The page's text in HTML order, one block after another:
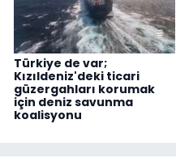
Türkiye de var;
Kızıldeniz'deki ticari
güzergahları korumak
için deniz savunma
koalisyonu